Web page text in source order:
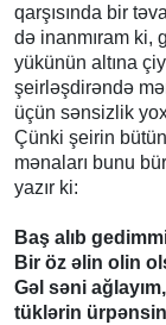
qarşısında bir
də inanmıram ki,
yükünün altına
şeirləşdirəndə
üçün sənsizlik
Çünki şeirin
mənaları bunu
yazır ki:
Baş alıb
Bir öz əlin olin
Gəl səni
tüklərin